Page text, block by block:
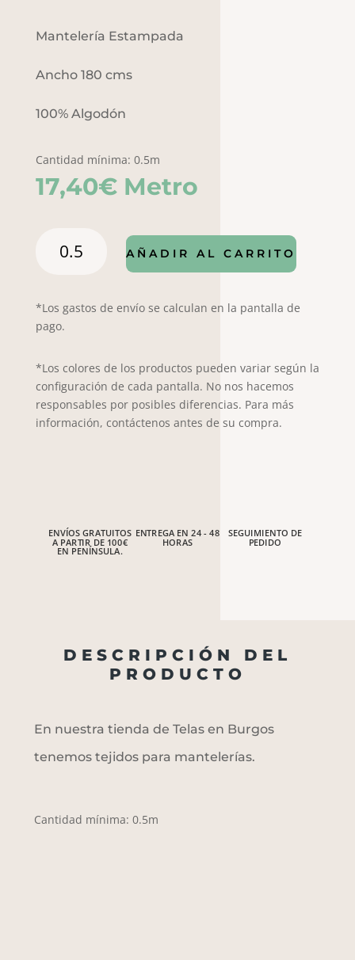
Mantelería Estampada
Ancho 180 cms
100% Algodón
Cantidad mínima: 0.5m
17,40€ Metro
Color
AÑADIR AL CARRITO
*Los gastos de envío se calculan en la pantalla de
pago.
*Los colores de los productos pueden variar según la
configuración de cada pantalla. No nos hacemos
responsables por posibles diferencias. Para más
información, contáctenos antes de su compra.
ENVÍOS GRATUITOS
A PARTIR DE 100€
EN PENÍNSULA.
ENTREGA EN 24 - 48
HORAS
SEGUIMIENTO DE
PEDIDO
DESCRIPCIÓN DEL
PRODUCTO
En nuestra tienda de Telas en Burgos
tenemos tejidos para mantelerías.
Cantidad mínima: 0.5m